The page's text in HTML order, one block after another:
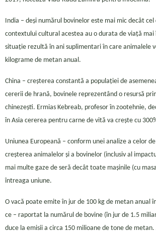
India – deși numărul bovinelor este mai mic decât
contextului cultural acestea au o durata de viață mai
situație rezultă în ani suplimentari în care animalele
kilograme de metan anual.
China – creșterea constantă a populației de
cererii de hrană, bovinele reprezentând o resursă
chinezești. Ermias Kebreab, profesor în zootehnie,
în Asia cererea pentru carne de vită va crește cu
Uniunea Europeană – conform unei analize a celor
creșterea animalelor și a bovinelor (inclusiv al
mai multe gaze de seră decât toate mașinile (cu
întreaga uniune.
O vacă poate emite în jur de 100 kg de metan anual
ce – raportat la numărul de bovine (în jur de 1.5
duce la emisii a circa 150 milioane de tone de